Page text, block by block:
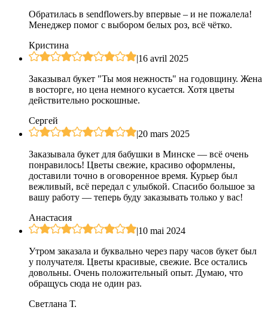
Обратилась в sendflowers.by впервые – и не пожалела!
Менеджер помог с выбором белых роз, всё чётко.
Кристина
|16 avril 2025
Заказывал букет "Ты моя нежность" на годовщину. Жена
в восторге, но цена немного кусается. Хотя цветы
действительно роскошные.
Сергей
|20 mars 2025
Заказывала букет для бабушки в Минске — всё очень
понравилось! Цветы свежие, красиво оформлены,
доставили точно в оговоренное время. Курьер был
вежливый, всё передал с улыбкой. Спасибо большое за
вашу работу — теперь буду заказывать только у вас!
Анастасия
|10 mai 2024
Утром заказала и буквально через пару часов букет был
у получателя. Цветы красивые, свежие. Все остались
довольны. Очень положительный опыт. Думаю, что
обращусь сюда не один раз.
Светлана Т.